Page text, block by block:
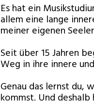
Es hat ein
allem eine lange
meiner eigenen
Seit über 15 Jahren
Weg in ihre innere
Genau das lernst du,
kommst. Und deshalb